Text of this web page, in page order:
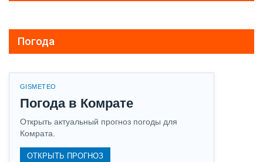
Погода
GISMETEO
Погода в Комрате
Открыть актуальный прогноз погоды для
Комрата.
ОТКРЫТЬ ПРОГНОЗ